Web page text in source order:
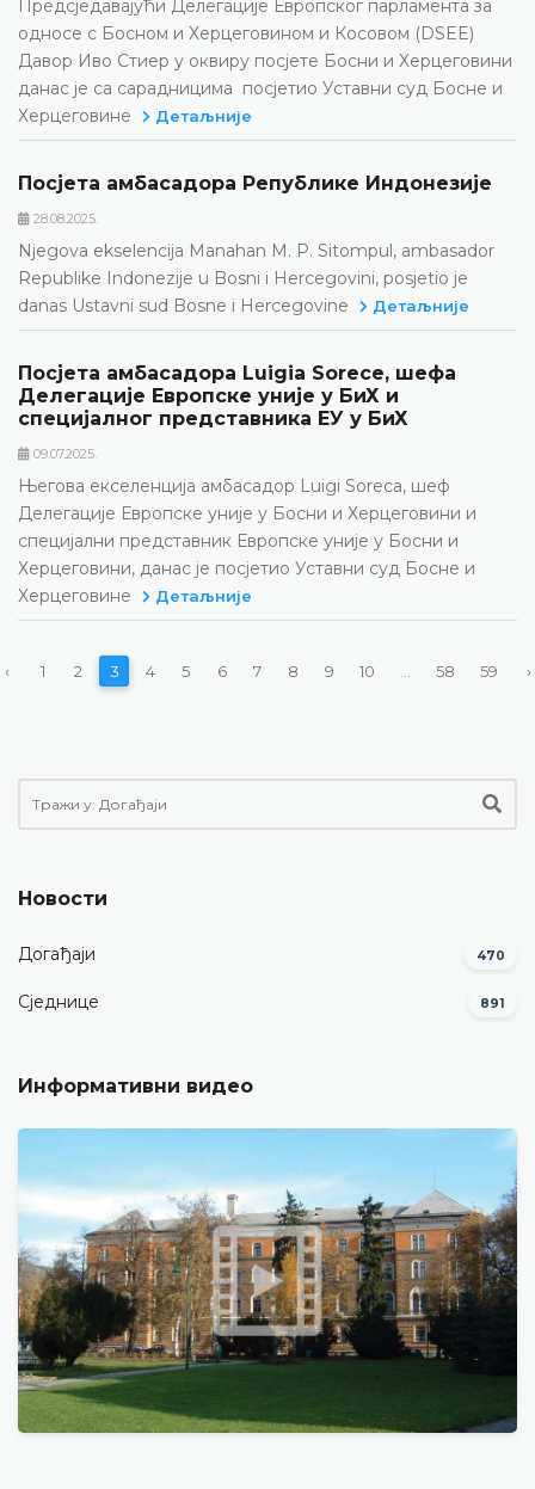
Предсједавајући Делегације Европског парламента за
односе с Босном и Херцеговином и Косовом (DSEE)
Давор Иво Стиер у оквиру посјете Босни и Херцеговини
данас је са сарадницима посјетио Уставни суд Босне и
Херцеговине
Детаљније
Посјета амбасадора Републике Индонезије
28.08.2025.
Njegova ekselencija Manahan M. P. Sitompul, ambasador
Republike Indonezije u Bosni i Hercegovini, posjetio je
danas Ustavni sud Bosne i Hercegovine
Детаљније
Посјета амбасадора Luigia Sorece, шефа
Делегације Европске уније у БиХ и
специјалног представника ЕУ у БиХ
09.07.2025.
Његова екселенција амбасадор Luigi Soreca, шеф
Делегације Европске уније у Босни и Херцеговини и
специјални представник Европске уније у Босни и
Херцеговини, данас је посјетио Уставни суд Босне и
Херцеговине
Детаљније
‹ 1 2 3 4 5 6 7 8 9 10 58 59 ›
Новости
Догађаји 470
Сједнице 891
Информативни видео